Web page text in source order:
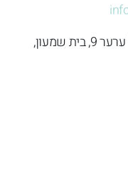
כתובת: קניון עזריאלי במודיעין, רח' ערער 9, בית שמעון,